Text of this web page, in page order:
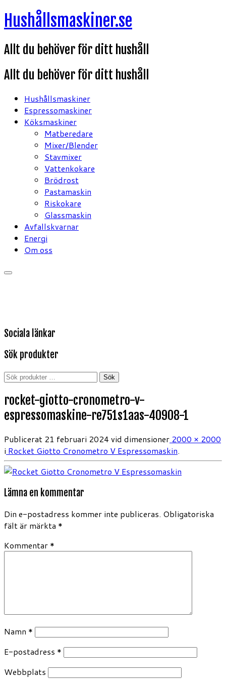
Hoppa
till
Hushållsmaskiner.se
Allt du behöver för ditt hushåll
Allt du behöver för ditt hushåll
Hushållsmaskiner
Espressomaskiner
Köksmaskiner
Matberedare
Mixer/Blender
Stavmixer
Vattenkokare
Brödrost
Pastamaskin
Riskokare
Glassmaskin
Avfallskvarnar
Energi
Om oss
Sociala länkar
Sök produkter
Sök
Sök
rocket-giotto-cronometro-v-
espressomaskine-re751s1aas-40908-1
Publicerat 21 februari 2024 vid dimensioner 2000 × 2000
i Rocket Giotto Cronometro V Espressomaskin.
Lämna en kommentar
Din e-postadress kommer inte publiceras. Obligatoriska
fält är märkta *
Kommentar *
Namn *
E-postadress *
Webbplats